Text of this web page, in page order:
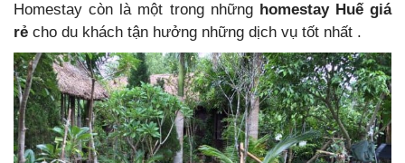
Homestay còn là một trong những homestay Huế giá
rẻ cho du khách tận hưởng những dịch vụ tốt nhất .